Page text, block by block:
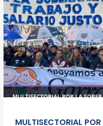
MULTISECTORIAL